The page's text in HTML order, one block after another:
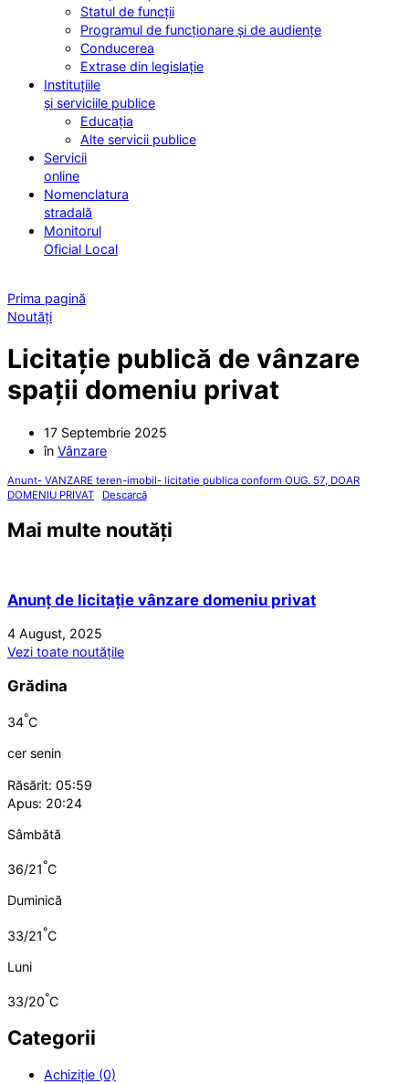
Statul de funcții
Programul de funcționare și de audiențe
Conducerea
Extrase din legislație
Instituțiile
și serviciile publice
Educația
Alte servicii publice
Servicii
online
Nomenclatura
stradală
Monitorul
Oficial Local
Prima pagină
Noutăți
Licitație publică de vânzare
spații domeniu privat
17 Septembrie 2025
în Vânzare
Anunt- VANZARE teren-imobil- licitatie publica conform OUG. 57, DOAR
DOMENIU PRIVAT
Descarcă
Mai multe noutăți
Anunț de licitație vânzare domeniu privat
4 August, 2025
Vezi toate noutățile
Grădina
34°C
cer senin
Răsărit: 05:59
Apus: 20:24
Sâmbătă
36/21°C
Duminică
33/21°C
Luni
33/20°C
Categorii
Achiziție (0)